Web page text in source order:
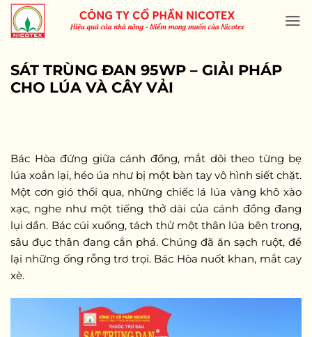
Skip
content
SÁT TRÙNG ĐAN 95WP – GIẢI PHÁP
CHO LÚA VÀ CÂY VẢI
Bác Hòa đứng giữa cánh đồng, mắt dõi theo từng bẹ
lúa xoắn lại, héo úa như bị một bàn tay vô hình siết chặt.
Một cơn gió thổi qua, những chiếc lá lúa vàng khô xào
xạc, nghe như một tiếng thở dài của cánh đồng đang
lụi dần. Bác cúi xuống, tách thử một thân lúa bên trong,
sâu đục thân đang cắn phá. Chúng đã ăn sạch ruột, để
lại những ống rỗng trơ trọi. Bác Hòa nuốt khan, mắt cay
xè.